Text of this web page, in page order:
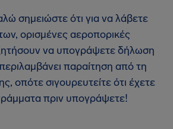
σημειώστε ότι για να λάβετε
ορισμένες αεροπορικές
να υπογράψετε δήλωση
παραίτηση από τη
οπότε σιγουρευτείτε ότι έχετε
πριν υπογράψετε!